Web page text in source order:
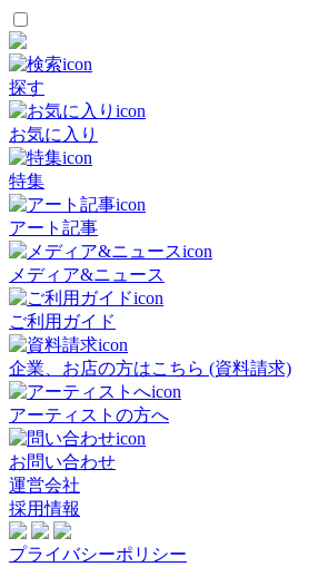
探す
お気に入り
特集
アート記事
メディア&ニュース
ご利用ガイド
企業、お店の方はこちら (資料請求)
アーティストの方へ
お問い合わせ
運営会社
採用情報
プライバシーポリシー